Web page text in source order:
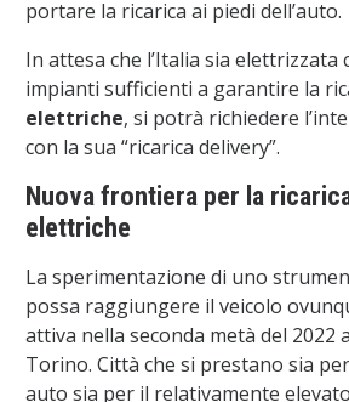
portare la ricarica ai piedi dell’auto.
In attesa che l’Italia sia elettrizzata
impianti sufficienti a garantire la
elettriche, si potrà richiedere
con la sua “ricarica delivery”.
Nuova frontiera per la
elettriche
La sperimentazione di uno
possa raggiungere il veicolo
attiva nella seconda metà del 2022
Torino. Città che si prestano sia
auto sia per il relativamente